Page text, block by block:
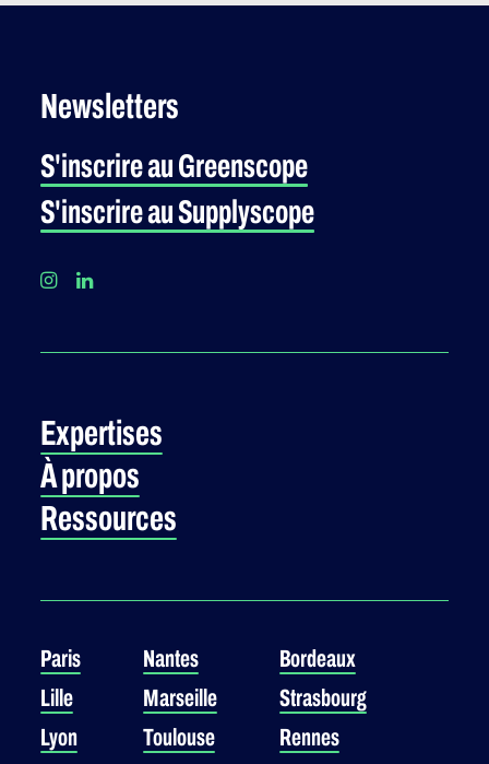
Newsletters
S'inscrire au Greenscope
S'inscrire au Supplyscope
Expertises
À propos
Ressources
Paris
Lille
Lyon
Nantes
Marseille
Toulouse
Bordeaux
Strasbourg
Rennes